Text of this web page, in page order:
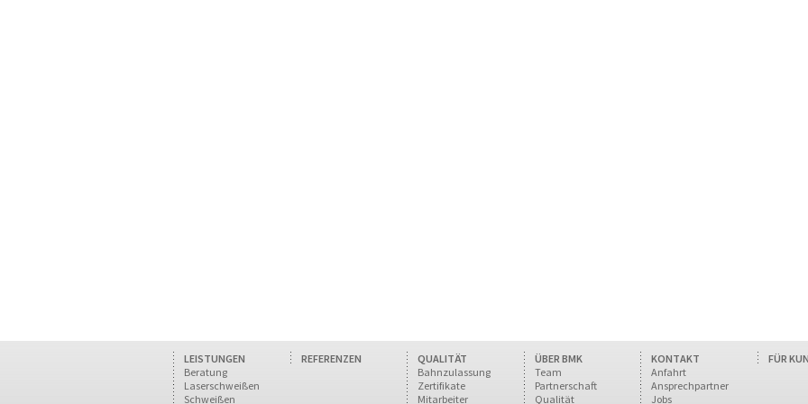
LEISTUNGEN
Beratung
Laserschweißen
Schweißen
REFERENZEN
QUALITÄT
Bahnzulassung
Zertifikate
Mitarbeiter
ÜBER BMK
Team
Partnerschaft
Qualität
KONTAKT
Anfahrt
Ansprechpartner
Jobs
FÜR